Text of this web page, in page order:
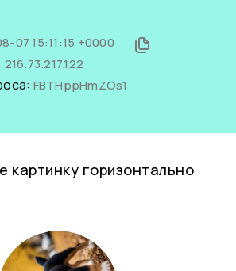
07 15:11:15 +0000
216.73.217.122
FBTHppHmZOs1
картинку горизонтально